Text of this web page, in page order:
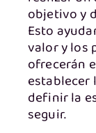
objetivo y
Esto
valor y los
ofrecerán
establecer
definir la
seguir.